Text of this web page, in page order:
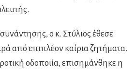
ο κ. Στύλιος έθεσε
από επιπλέον καίρια ζητήματα.
οδοποιία, επισημάνθηκε η